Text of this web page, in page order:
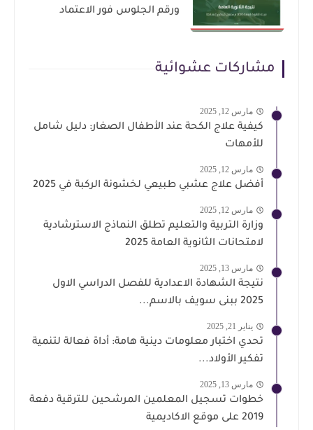
ورقم الجلوس فور الاعتماد
مشاركات عشوائية
مارس 12, 2025
كيفية علاج الكحة عند الأطفال الصغار: دليل شامل
للأمهات
مارس 12, 2025
أفضل علاج عشبي طبيعي لخشونة الركبة في 2025
مارس 12, 2025
وزارة التربية والتعليم تطلق النماذج الاسترشادية
لامتحانات الثانوية العامة 2025
مارس 13, 2025
نتيجة الشهادة الاعدادية للفصل الدراسي الاول
2025 ببنى سويف بالاسم...
يناير 21, 2025
تحدي اختبار معلومات دينية هامة: أداة فعالة لتنمية
تفكير الأولاد...
مارس 13, 2025
خطوات تسجيل المعلمين المرشحين للترقية دفعة
2019 على موقع الاكاديمية